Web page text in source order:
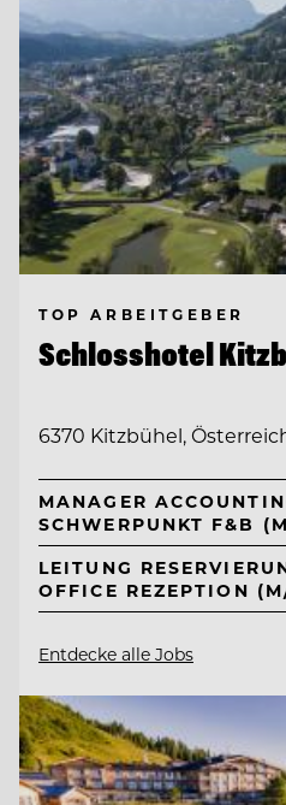
TOP ARBEITGEBER
Schlosshotel
6370 Kitzbühel,
MANAGER
SCHWERPUNKT F&B
LEITUNG
OFFICE REZEPTION
Entdecke alle Jobs